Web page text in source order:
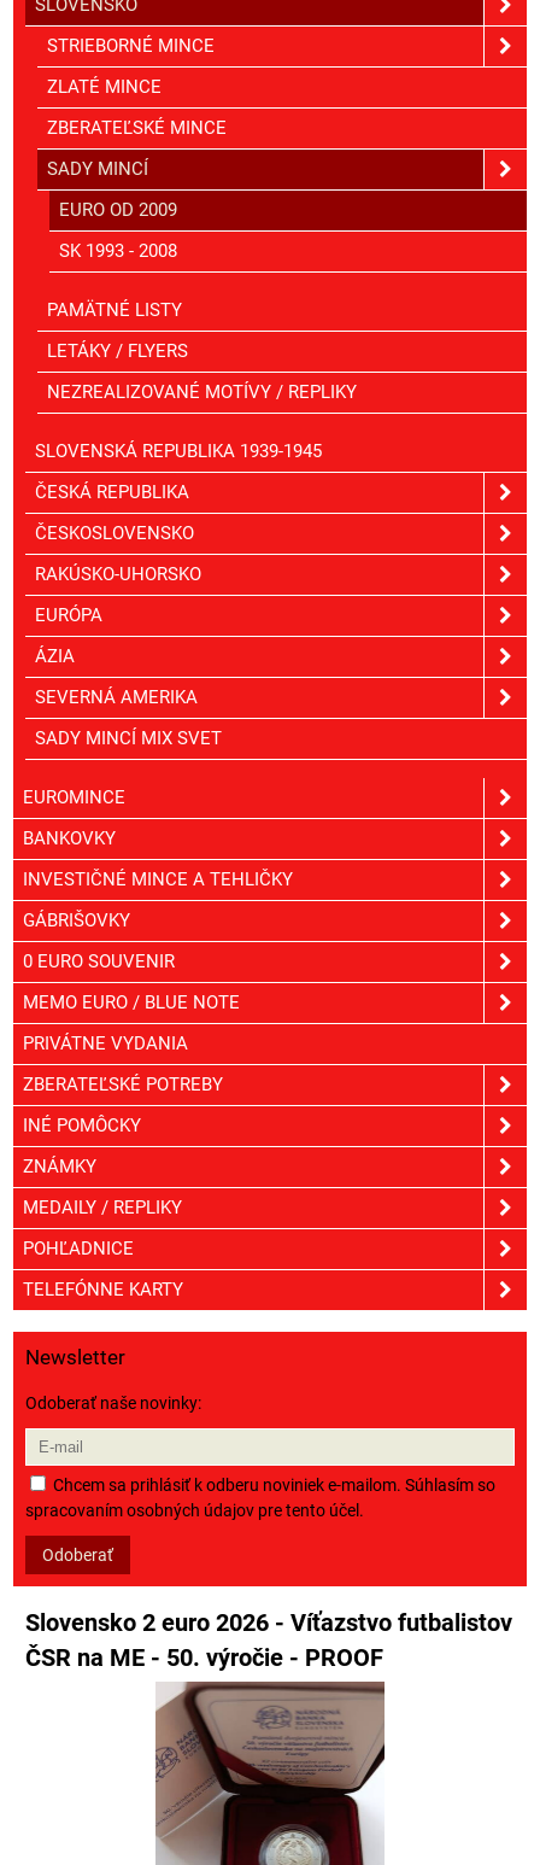
SLOVENSKO
STRIEBORNÉ MINCE
ZLATÉ MINCE
ZBERATEĽSKÉ MINCE
SADY MINCÍ
EURO OD 2009
SK 1993 - 2008
PAMÄTNÉ LISTY
LETÁKY / FLYERS
NEZREALIZOVANÉ MOTÍVY / REPLIKY
SLOVENSKÁ REPUBLIKA 1939-1945
ČESKÁ REPUBLIKA
ČESKOSLOVENSKO
RAKÚSKO-UHORSKO
EURÓPA
ÁZIA
SEVERNÁ AMERIKA
SADY MINCÍ MIX SVET
EUROMINCE
BANKOVKY
INVESTIČNÉ MINCE A TEHLIČKY
GÁBRIŠOVKY
0 EURO SOUVENIR
MEMO EURO / BLUE NOTE
PRIVÁTNE VYDANIA
ZBERATEĽSKÉ POTREBY
INÉ POMÔCKY
ZNÁMKY
MEDAILY / REPLIKY
POHĽADNICE
TELEFÓNNE KARTY
Newsletter
Odoberať naše novinky:
Chcem sa prihlásiť k odberu noviniek e-mailom. Súhlasím so
spracovaním osobných údajov pre tento účel.
Odoberať
Slovensko 2 euro 2026 - Víťazstvo futbalistov
ČSR na ME - 50. výročie - PROOF